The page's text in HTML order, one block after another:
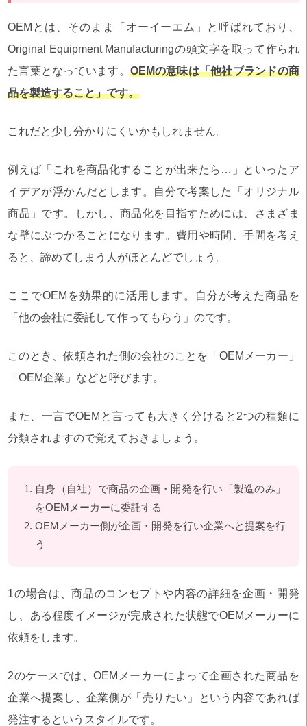
OEMとは、そのまま「オーイーエム」と呼ばれており、
Original Equipment Manufacturingの頭文字を取って作られ
た言葉となっています。 OEMの意味は「他社ブランドの商
品を製造すること」です。
これだと少し分かりにくいかもしれません。
例えば「これを商品化することが出来たら…」といったア
イデアが浮かんだとします。自分で考案した「オリジナル
商品」です。しかし、商品化を目指すためには、さまざま
な壁にぶつかることになります。費用や時間、手間を考え
ると、諦めてしまう人がほとんどでしょう。
ここでOEMを効果的に活用します。自分が考えた商品を
「他の会社に委託して作ってもらう」のです。
このとき、依頼された側の会社のことを「OEMメーカー」
「OEM企業」などと呼びます。
また、一言でOEMと言っても大きく分けると2つの種類に
分類されますので覚えておきましょう。
自身（自社）で商品の企画・開発を行い「製造のみ」
をOEMメーカーに委託する
OEMメーカー側が企画・開発を行い企業へと提案を行
う
1の場合は、商品のコンセプトや内容の詳細を企画・開発
し、ある程度イメージが完成された状態でOEMメーカーに
依頼をします。
2のケースでは、OEMメーカーによって企画された商品を
企業へ提案し、企業側が「売りたい」という内容であれば
発注するというスタイルです。